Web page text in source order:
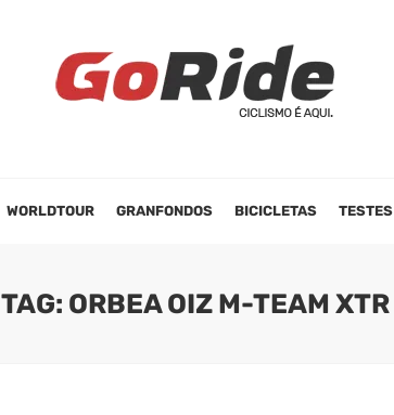
WORLDTOUR GRANFONDOS BICICLETAS TESTES
TAG: ORBEA OIZ M-TEAM XTR